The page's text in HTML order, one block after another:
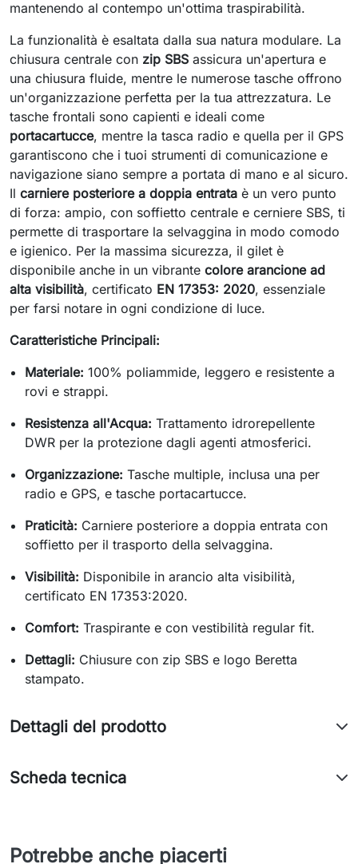
mantenendo al contempo un'ottima traspirabilità.
La funzionalità è esaltata dalla sua natura modulare. La
chiusura centrale con zip SBS assicura un'apertura e
una chiusura fluide, mentre le numerose tasche offrono
un'organizzazione perfetta per la tua attrezzatura. Le
tasche frontali sono capienti e ideali come
portacartucce, mentre la tasca radio e quella per il GPS
garantiscono che i tuoi strumenti di comunicazione e
navigazione siano sempre a portata di mano e al sicuro.
Il carniere posteriore a doppia entrata è un vero punto
di forza: ampio, con soffietto centrale e cerniere SBS, ti
permette di trasportare la selvaggina in modo comodo
e igienico. Per la massima sicurezza, il gilet è
disponibile anche in un vibrante colore arancione ad
alta visibilità, certificato EN 17353: 2020, essenziale
per farsi notare in ogni condizione di luce.
Caratteristiche Principali:
Materiale: 100% poliammide, leggero e resistente a
rovi e strappi.
Resistenza all'Acqua: Trattamento idrorepellente
DWR per la protezione dagli agenti atmosferici.
Organizzazione: Tasche multiple, inclusa una per
radio e GPS, e tasche portacartucce.
Praticità: Carniere posteriore a doppia entrata con
soffietto per il trasporto della selvaggina.
Visibilità: Disponibile in arancio alta visibilità,
certificato EN 17353:2020.
Comfort: Traspirante e con vestibilità regular fit.
Dettagli: Chiusure con zip SBS e logo Beretta
stampato.
Dettagli del prodotto
Scheda tecnica
Potrebbe anche piacerti